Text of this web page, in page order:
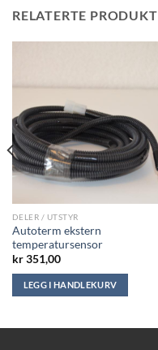
RELATERTE
DELER / UTSTYR
Autoterm ekstern
temperatursensor
kr351,00
LEGG I HANDLEKURV